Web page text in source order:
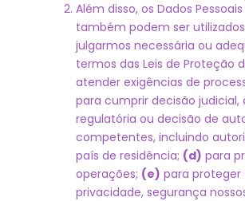
Além disso, os Dados
também podem ser
julgarmos necessária ou
termos das Leis de Proteção
atender exigências de
para cumprir decisão judicial,
regulatória ou decisão de
competentes, incluindo
país de residência; (d) para
operações; (e) para proteger
privacidade, segurança